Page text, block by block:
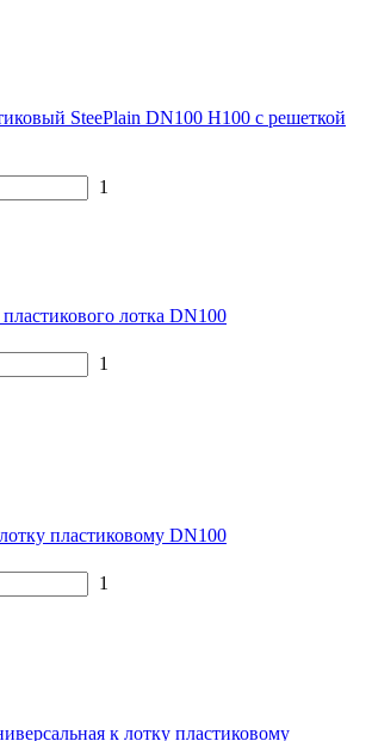
SteePlain DN100 H100 с решеткой
1
лотка DN100
1
пластиковому DN100
1
к лотку пластиковому